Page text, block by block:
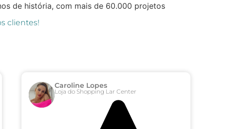
de história, com mais de 60.000 projetos
clientes!
Caroline Lopes
Loja do Shopping Lar Center